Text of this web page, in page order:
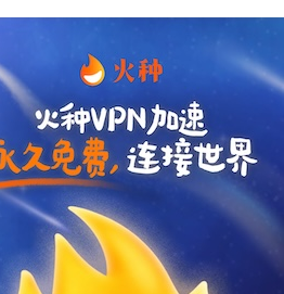
支持 [0] 反对[0]
支持[0] 反对